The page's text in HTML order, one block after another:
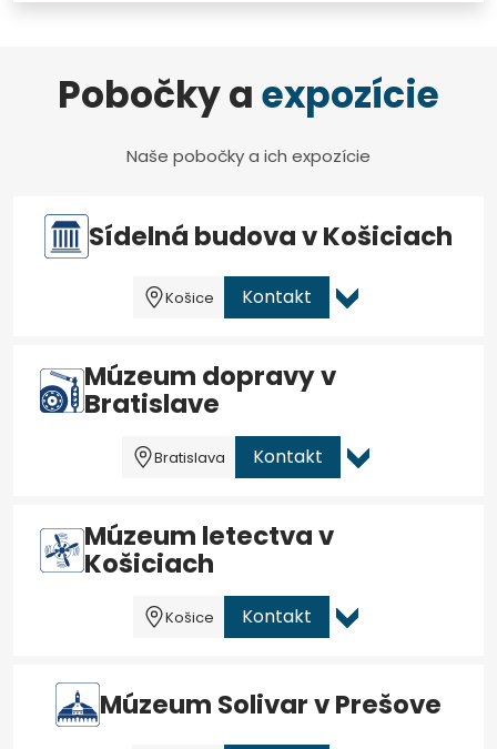
Pobočky aexpozície
Naše pobočky a ich expozície
Sídelná budova v Košiciach
Košice Kontakt
Múzeum dopravy v
Bratislave
Bratislava Kontakt
Múzeum letectva v
Košiciach
Košice Kontakt
Múzeum Solivar v Prešove